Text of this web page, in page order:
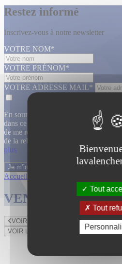
Restez informé
Inscrivez-vous à notre newsletter
VOTRE NOM*
VOTRE PRÉNOM*
VOTRE ADRESSE MAIL*
En soumettant ce formulaire,
dans ce formulaire soient utilisées,
de me recontacter, pour m’envoyer
de la relation commerciale qui découle
plus
Accueil
VENTES
VOIR LE LOT PRÉCÉDENT
VOIR LE LOT SUIVANT
Tout
Tout